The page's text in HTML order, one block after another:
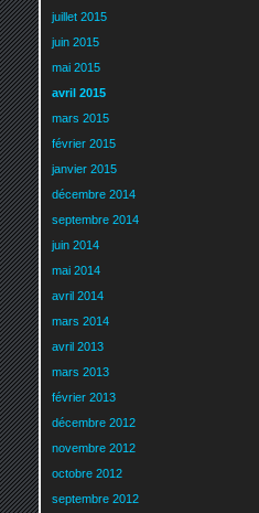
juillet 2015
juin 2015
mai 2015
avril 2015
mars 2015
février 2015
janvier 2015
décembre 2014
septembre 2014
juin 2014
mai 2014
avril 2014
mars 2014
avril 2013
mars 2013
février 2013
décembre 2012
novembre 2012
octobre 2012
septembre 2012